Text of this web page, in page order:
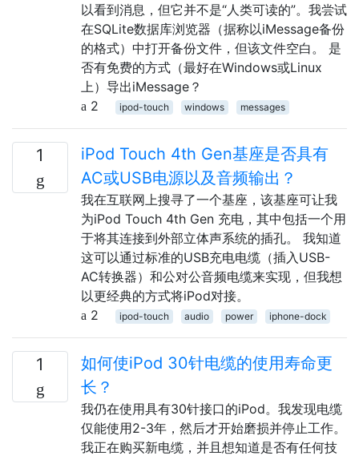
以看到消息，但它并不是“人类可读的”。我尝试
在SQLite数据库浏览器（据称以iMessage备份
的格式）中打开备份文件，但该文件空白。 是
否有免费的方式（最好在Windows或Linux
上）导出iMessage？
2
ipod-touch windows messages
1
iPod Touch 4th Gen基座是否具有
AC或USB电源以及音频输出？
我在互联网上搜寻了一个基座，该基座可让我
为iPod Touch 4th Gen 充电，其中包括一个用
于将其连接到外部立体声系统的插孔。 我知道
这可以通过标准的USB充电电缆（插入USB-
AC转换器）和公对公音频电缆来实现，但我想
以更经典的方式将iPod对接。
2
ipod-touch audio power iphone-dock
1
如何使iPo​​d 30针电缆的使用寿命更
长？
我仍在使用具有30针接口的iPod。我发现电缆
仅能使用2-3年，然后才开始磨损并停止工作。
我正在购买新电缆，并且想知道是否有任何技